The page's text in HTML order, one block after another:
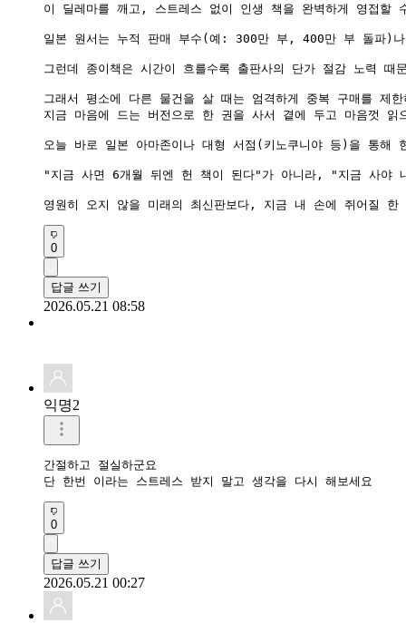
이 딜레마를 깨고, 스트레스 없이 인생 책을 완벽하게 영접할
일본 원서는 누적 판매 부수(예: 300만 부, 400만 부 돌파)나
그런데 종이책은 시간이 흐를수록 출판사의 단가 절감 노력
그래서 평소에 다른 물건을 살 때는 엄격하게 중복 구매를
지금 마음에 드는 버전으로 한 권을 사서 곁에 두고 마음껏
오늘 바로 일본 아마존이나 대형 서점(키노쿠니야 등)을 통
​"지금 사면 6개월 뒤엔 헌 책이 된다"가 아니라, "지금 사야
영원히 오지 않을 미래의 최신판보다, 지금 내 손에 쥐어질
0
답글 쓰기
2026.05.21 08:58
익명2
간절하고 절실하군요
단 한번 이라는 스트레스 받지 말고 생각을 다시 해보세요
0
답글 쓰기
2026.05.21 00:27